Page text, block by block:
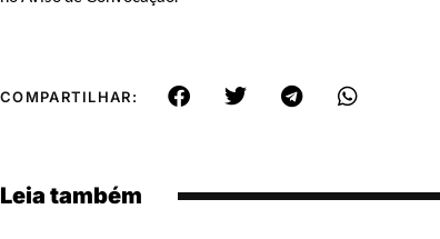
COMPARTILHAR:
Leia também